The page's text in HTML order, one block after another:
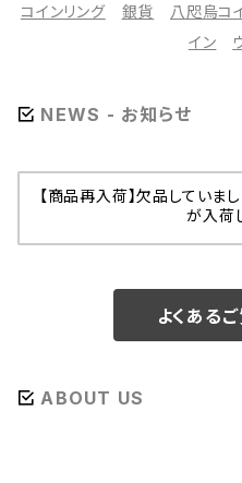
コインリング 銀貨 八咫烏コ
イン
NEWS - お知らせ
【商品再入荷】欠品していま
が入荷
よくあるご
ABOUT US